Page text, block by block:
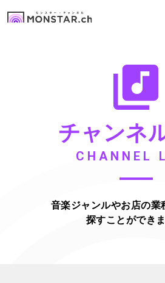
チャンネ
CHANNEL
音楽ジャンルやお店の業
探すことができま